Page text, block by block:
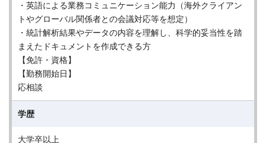
・英語による業務コミュニケーション能力（海外クライアン
トやグローバル関係者との会議対応等を想定）
・統計解析結果やデータの内容を理解し、科学的妥当性を踏
まえたドキュメントを作成できる方
【免許・資格】
【勤務開始日】
応相談
学歴
大学卒以上